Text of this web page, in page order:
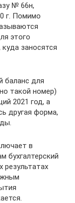
№ 66н,
г. Помимо
этого
заносятся
баланс для
такой номер)
2021 год, а
другая форма,
в
бухгалтерский
результатах